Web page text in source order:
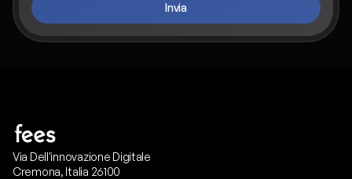
Invia
Via Dell'innovazione Digitale
Cremona, Italia 26100